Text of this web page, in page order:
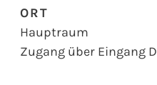
ORT
Hauptraum
Zugang über Eingang D